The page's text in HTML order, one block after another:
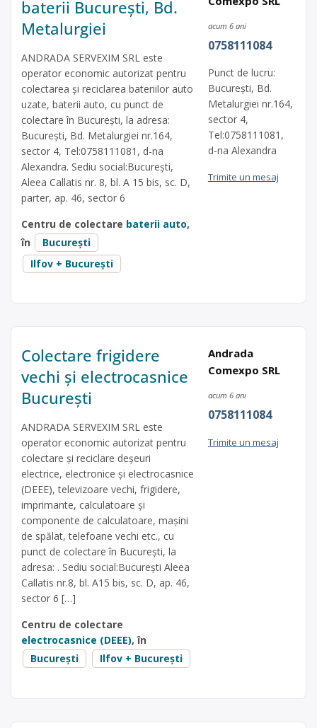
baterii București, Bd.
Metalurgiei
ANDRADA SERVEXIM SRL este
operator economic autorizat pentru
colectarea și reciclarea bateriilor auto
uzate, baterii auto, cu punct de
colectare în București, la adresa:
București, Bd. Metalurgiei nr.164,
sector 4, Tel:0758111081, d-na
Alexandra. Sediu social:București,
Aleea Callatis nr. 8, bl. A 15 bis, sc. D,
parter, ap. 46, sector 6
Centru de colectare baterii auto,
în
București
Ilfov + București
acum 6 ani
0758111084
Punct de lucru:
București, Bd.
Metalurgiei nr.164,
sector 4,
Tel:0758111081,
d-na Alexandra
Trimite un mesaj
Colectare frigidere
vechi și electrocasnice
București
ANDRADA SERVEXIM SRL este
operator economic autorizat pentru
colectare și reciclare deșeuri
electrice, electronice și electrocasnice
(DEEE), televizoare vechi, frigidere,
imprimante, calculatoare și
componente de calculatoare, mașini
de spălat, telefoane vechi etc., cu
punct de colectare în București, la
adresa: . Sediu social:București Aleea
Callatis nr.8, bl. A15 bis, sc. D, ap. 46,
sector 6 […]
Centru de colectare
electrocasnice (DEEE), în
București
Ilfov + București
Andrada
Comexpo SRL
acum 6 ani
0758111084
Trimite un mesaj